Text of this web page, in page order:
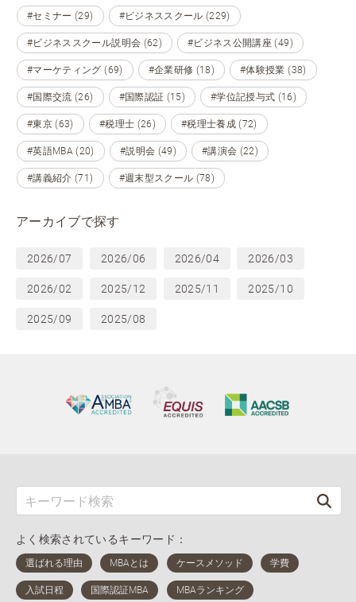
#セミナー (29) #ビジネススクール (229)
#ビジネススクール説明会 (62) #ビジネス公開講座 (49)
#マーケティング (69) #企業研修 (18) #体験授業 (38)
#国際交流 (26) #国際認証 (15) #学位記授与式 (16)
#東京 (63) #税理士 (26) #税理士養成 (72)
#英語MBA (20) #説明会 (49) #講演会 (22)
#講義紹介 (71) #週末型スクール (78)
アーカイブで探す
2026/07 2026/06 2026/04 2026/03
2026/02 2025/12 2025/11 2025/10
2025/09 2025/08
よく検索されているキーワード：